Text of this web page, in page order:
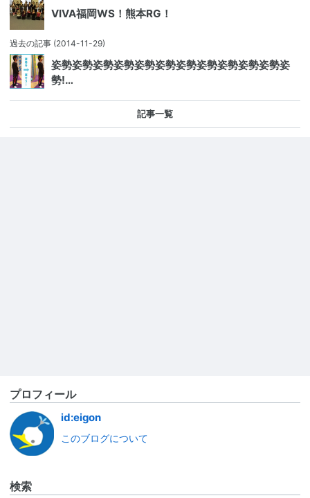
VIVA福岡WS！熊本RG！
過去の記事 (2014-11-29)
姿勢姿勢姿勢姿勢姿勢姿勢姿勢姿勢姿勢姿勢姿勢姿
勢!…
記事一覧
プロフィール
id:eigon
このブログについて
検索